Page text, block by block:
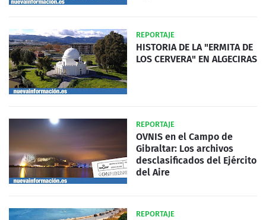
REPORTAJE
HISTORIA DE LA "ERMITA DE
LOS CERVERA" EN ALGECIRAS
REPORTAJE
OVNIS en el Campo de
Gibraltar: Los archivos
desclasificados del Ejército
del Aire
REPORTAJE